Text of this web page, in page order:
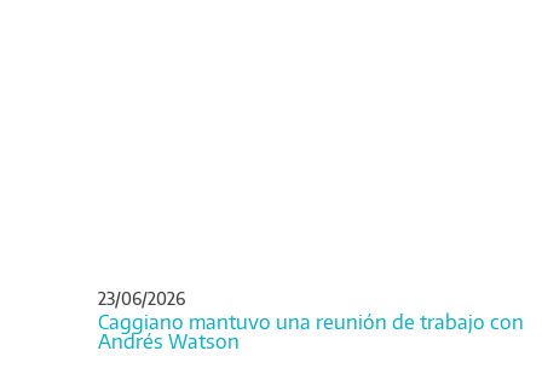
23/06/2026
Caggiano mantuvo una reunión de trabajo con
Andrés Watson